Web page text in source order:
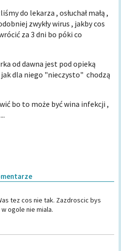
do lekarza , osłuchał małą ,
zwykły wirus , jakby cos
za 3 dni bo póki co
od dawna jest pod opieką
dla niego "nieczysto" chodzą
bo to może być wina infekcji ,
tez cos nie tak. Zazdroscic bys
ogole nie miala.